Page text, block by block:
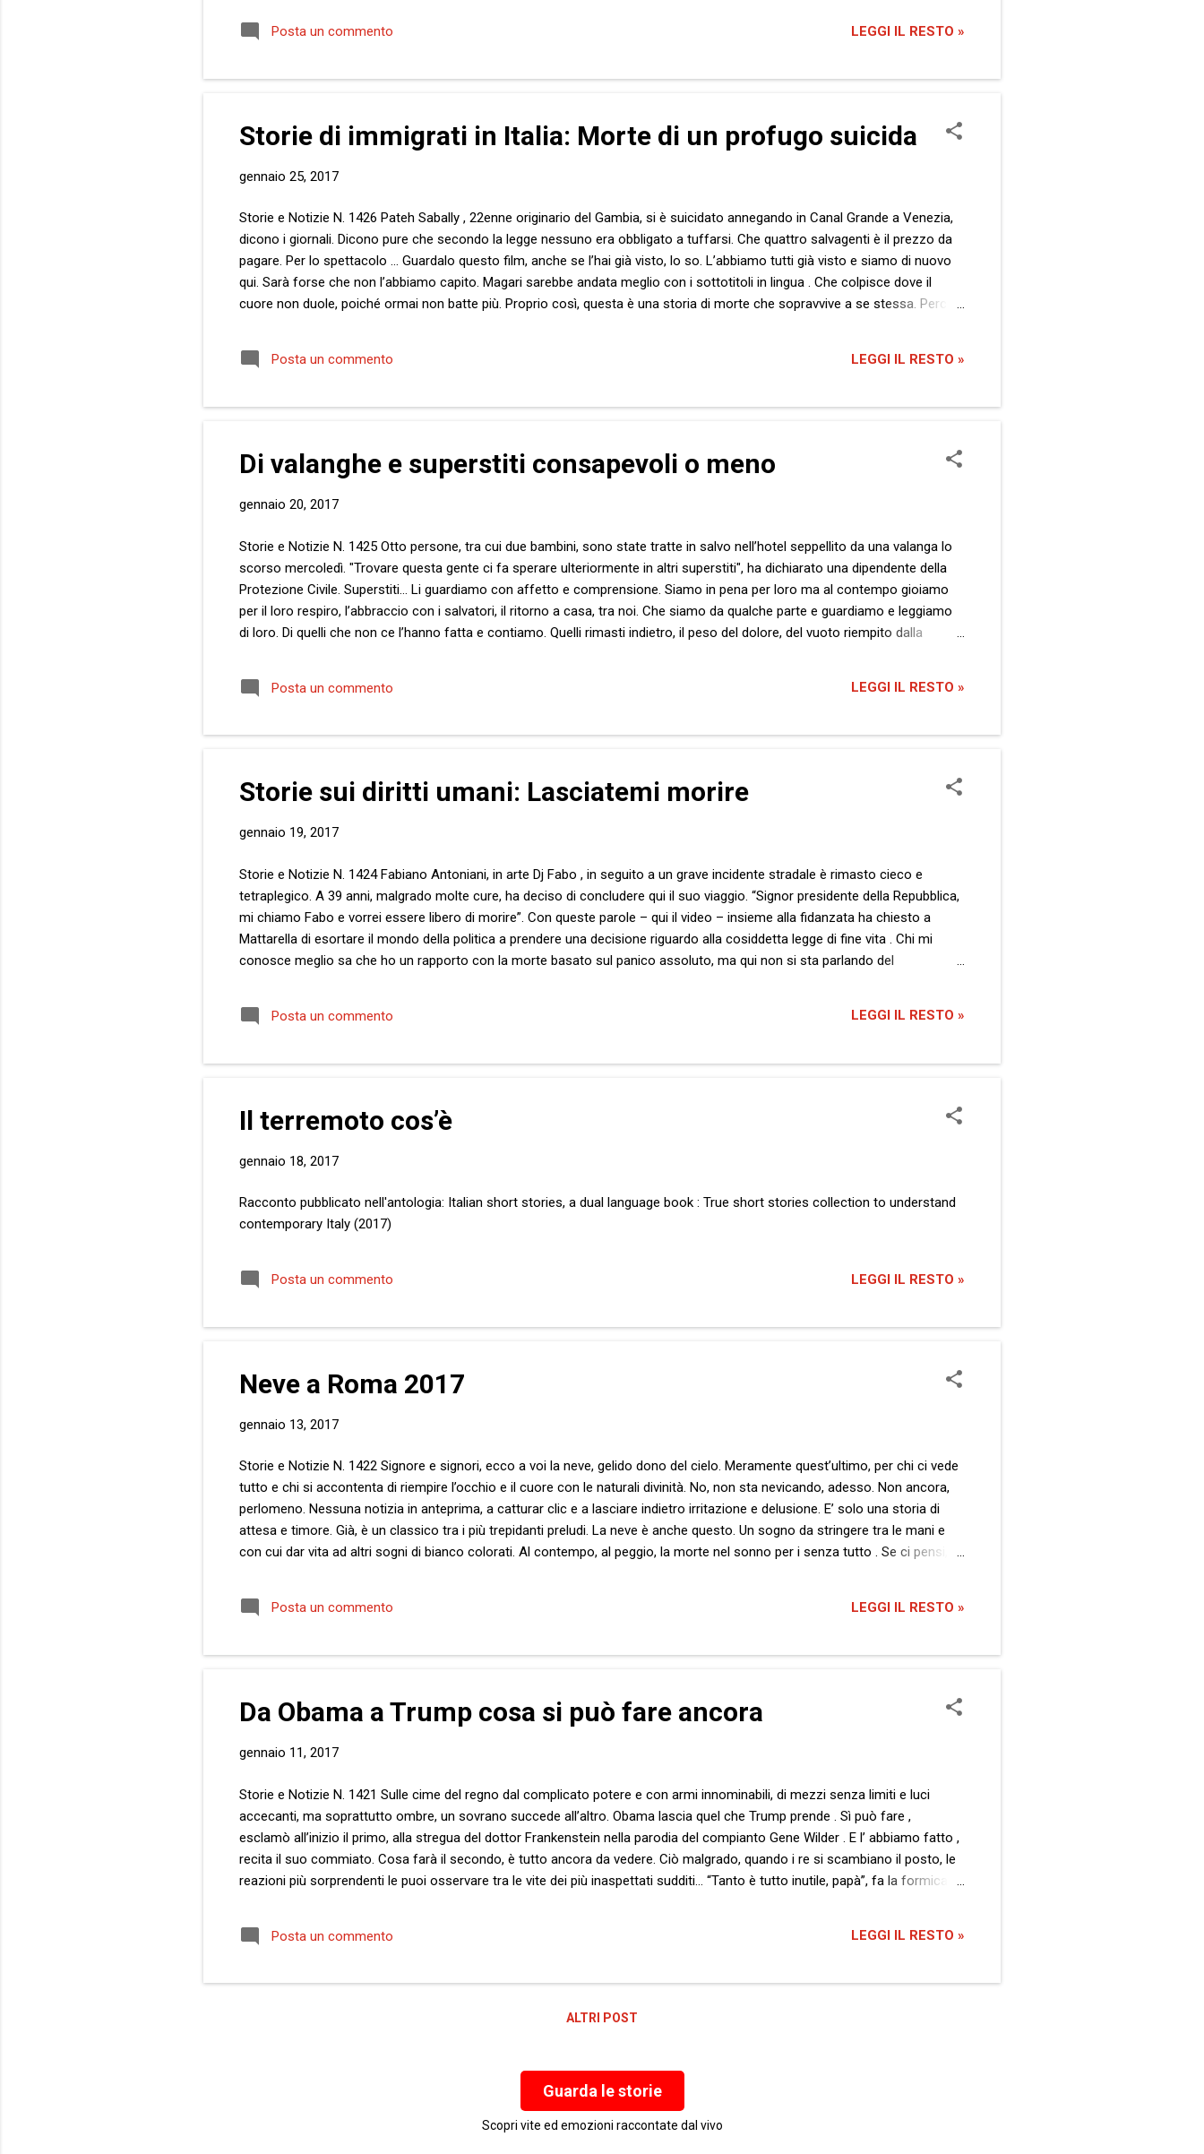
andato. La carta principale ha anch’essa varie denominazioni, ma oggi puoi chiamarla Trump , ovvero una specie di jolly .
Poi ci sono le carte vittime , le carte complici , le carte resistenti e le carte passive . Il numero di...
Posta un commento LEGGI IL RESTO »
Storie di immigrati in Italia: Morte di un profugo suicida
gennaio 25, 2017
Storie e Notizie N. 1426 Pateh Sabally , 22enne originario del Gambia, si è suicidato annegando in Canal Grande a Venezia,
dicono i giornali. Dicono pure che secondo la legge nessuno era obbligato a tuffarsi. Che quattro salvagenti è il prezzo da
pagare. Per lo spettacolo … Guardalo questo film, anche se l’hai già visto, lo so. L’abbiamo tutti già visto e siamo di nuovo
qui. Sarà forse che non l’abbiamo capito. Magari sarebbe andata meglio con i sottotitoli in lingua . Che colpisce dove il
cuore non duole, poiché ormai non batte più. Proprio così, questa è una storia di morte che sopravvive a se stessa. Perché,
bisogno di raccontarla. E una perversa abitudine ad ascoltarla. A orecchie e memoria serrate. Guarda la scena, malgrado
sia vecchia, ma sempre di moda. C’è il mare, nostrum per eccellenza, stavolta. C’è la nave, i viaggiatori e lu...
Posta un commento LEGGI IL RESTO »
Di valanghe e superstiti consapevoli o meno
gennaio 20, 2017
Storie e Notizie N. 1425 Otto persone, tra cui due bambini, sono state tratte in salvo nell’hotel seppellito da una valanga lo
scorso mercoledì. "Trovare questa gente ci fa sperare ulteriormente in altri superstiti", ha dichiarato una dipendente della
Protezione Civile. Superstiti… Li guardiamo con affetto e comprensione. Siamo in pena per loro ma al contempo gioiamo
per il loro respiro, l’abbraccio con i salvatori, il ritorno a casa, tra noi. Che siamo da qualche parte e guardiamo e leggiamo
di loro. Di quelli che non ce l’hanno fatta e contiamo. Quelli rimasti indietro, il peso del dolore, del vuoto riempito dalla
visto, quelli che c’erano, altro che chiacchiere. Quelli che dovremmo ascoltare per primi e per ultimi. I fortunati, malgrado
tutto. Vogliamo parlar di fortuna, allora? Davvero? Allora, di sicuro con molta meno ra...
Posta un commento LEGGI IL RESTO »
Storie sui diritti umani: Lasciatemi morire
gennaio 19, 2017
Storie e Notizie N. 1424 Fabiano Antoniani, in arte Dj Fabo , in seguito a un grave incidente stradale è rimasto cieco e
tetraplegico. A 39 anni, malgrado molte cure, ha deciso di concludere qui il suo viaggio. “Signor presidente della Repubblica,
mi chiamo Fabo e vorrei essere libero di morire”. Con queste parole – qui il video – insieme alla fidanzata ha chiesto a
Mattarella di esortare il mondo della politica a prendere una decisione riguardo alla cosiddetta legge di fine vita . Chi mi
conosce meglio sa che ho un rapporto con la morte basato sul panico assoluto, ma qui non si sta parlando del
Sono due parole. Sono molte cose, in effetti. E’ l’inizio di una storia, questa, può esser la conclusione di un’esistenza con
esito triste, è probabile, ma dignitosa , amata da chi ancora ama e mai smetterà, più che mai accettata dalle uniche perso...
Posta un commento LEGGI IL RESTO »
Il terremoto cos’è
gennaio 18, 2017
Racconto pubblicato nell'antologia: Italian short stories, a dual language book : True short stories collection to understand
contemporary Italy (2017)
Posta un commento LEGGI IL RESTO »
Neve a Roma 2017
gennaio 13, 2017
Storie e Notizie N. 1422 Signore e signori, ecco a voi la neve, gelido dono del cielo. Meramente quest’ultimo, per chi ci vede
tutto e chi si accontenta di riempire l’occhio e il cuore con le naturali divinità. No, non sta nevicando, adesso. Non ancora,
perlomeno. Nessuna notizia in anteprima, a catturar clic e a lasciare indietro irritazione e delusione. E’ solo una storia di
attesa e timore. Già, è un classico tra i più trepidanti preludi. La neve è anche questo. Un sogno da stringere tra le mani e
con cui dar vita ad altri sogni di bianco colorati. Al contempo, al peggio, la morte nel sonno per i senza tutto . Se ci pensi,
altri. Le due metà di un mondo sbagliato, ma solo se lo guardi dal lato giusto. E se provi a mettere le cose a posto, ecco
che ti ritrovi a marciare nella direzione errata. No, non è facile. Non è affatto evento plausibi...
Posta un commento LEGGI IL RESTO »
Da Obama a Trump cosa si può fare ancora
gennaio 11, 2017
Storie e Notizie N. 1421 Sulle cime del regno dal complicato potere e con armi innominabili, di mezzi senza limiti e luci
accecanti, ma soprattutto ombre, un sovrano succede all’altro. Obama lascia quel che Trump prende . Sì può fare ,
esclamò all’inizio il primo, alla stregua del dottor Frankenstein nella parodia del compianto Gene Wilder . E l’ abbiamo fatto ,
recita il suo commiato. Cosa farà il secondo, è tutto ancora da vedere. Ciò malgrado, quando i re si scambiano il posto, le
reazioni più sorprendenti le puoi osservare tra le vite dei più inaspettati sudditi… “Tanto è tutto inutile, papà”, fa la formica
fuorviante, laddove si pecchi di un’eccessiva pignoleria sulle dimensioni. “Di queste foglie, con le quali insistiamo nel
riempire la stanza delle provviste. E non ricominciare con quella roba della cicala, che ne ho piene le antenne…” “Figlio, i...
Posta un commento LEGGI IL RESTO »
ALTRI POST
Guarda le storie
Scopri vite ed emozioni raccontate dal vivo